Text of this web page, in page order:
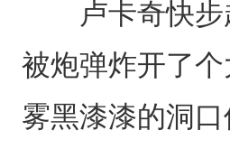
卢卡奇快步
被炮弹炸开了
雾黑漆漆的洞